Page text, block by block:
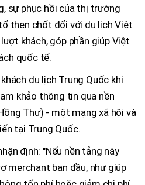
sự phục hồi của thị trường
then chốt đối với du lịch Việt
khách, góp phần giúp Việt
quốc tế.
du lịch Trung Quốc khi
khảo thông tin qua nền
Thư) - một mạng xã hội và
tại Trung Quốc.
định: "Nếu nền tảng này
merchant ban đầu, như giúp